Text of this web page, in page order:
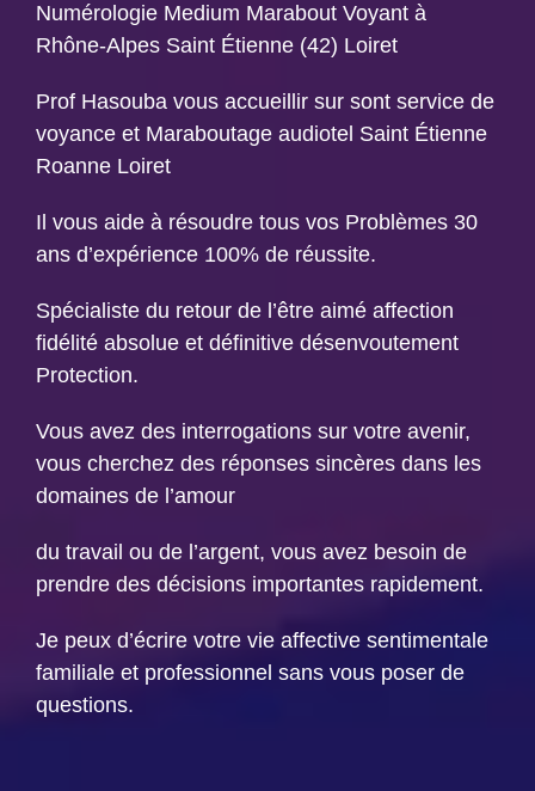
Numérologie Medium Marabout Voyant à
Rhône-Alpes Saint Étienne (42) Loiret
Prof Hasouba vous accueillir sur sont service de
voyance et Maraboutage audiotel Saint Étienne
Roanne Loiret
Il vous aide à résoudre tous vos Problèmes 30
ans d’expérience 100% de réussite.
Spécialiste du retour de l’être aimé affection
fidélité absolue et définitive désenvoutement
Protection.
Vous avez des interrogations sur votre avenir,
vous cherchez des réponses sincères dans les
domaines de l’amour
du travail ou de l’argent, vous avez besoin de
prendre des décisions importantes rapidement.
Je peux d’écrire votre vie affective sentimentale
familiale et professionnel sans vous poser de
questions.